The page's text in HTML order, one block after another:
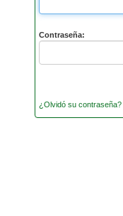
Contraseña:
¿Olvidó su contraseña?